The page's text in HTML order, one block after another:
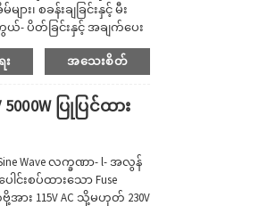
း၊ စခန်းချခြင်းနှင့် မီး
- ပိတ်ခြင်းနှင့် အချက်ပေး
င်ဗာတာသည် ပလပ်ပေါက်
း အသေးစိတ်
ပြုပြင်ထား
Wave လက္ခဏာ- l- အလွန်
းစပ်ထားသော Fuse
း 115V AC သို့မဟုတ် 230V